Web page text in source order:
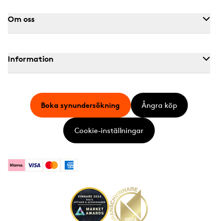
Om oss
Information
KlarnaVisa MastercardAmerican Express
Boka synundersökning Ångra köp
Cookie-inställningar